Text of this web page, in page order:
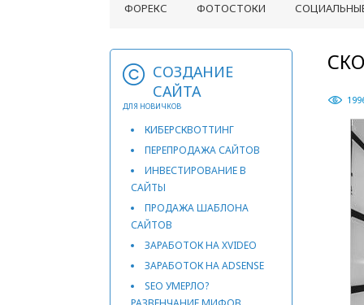
ФОРЕКС ФОТОСТОКИ
СОЗДАНИЕ
САЙТА
ДЛЯ НОВИЧКОВ
КИБЕРСКВОТТИНГ
ПЕРЕПРОДАЖА САЙТОВ
ИНВЕСТИРОВАНИЕ В
САЙТЫ
ПРОДАЖА ШАБЛОНА
САЙТОВ
ЗАРАБОТОК НА XVIDEO
ЗАРАБОТОК НА ADSENSE
SEO УМЕРЛО?